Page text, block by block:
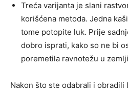
Treća varijanta je slani
korišćena metoda. Jedna
tome potopite luk. Prije
dobro isprati, kako so ne bi
poremetila ravnotežu u
Nakon što ste odabrali i obradili